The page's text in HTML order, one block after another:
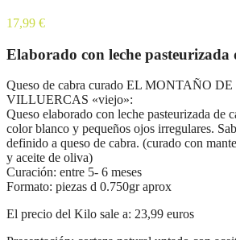
17,99 €
Elaborado con leche pasteurizada
Queso de cabra curado EL MONTAÑO
VILLUERCAS «viejo»:
Queso elaborado con leche pasteurizada de
color blanco y pequeños ojos irregulares.
definido a queso de cabra. (curado con
y aceite de oliva)
Curación: entre 5- 6 meses
Formato: piezas d 0.750gr aprox
El precio del Kilo sale a: 23,99 euros